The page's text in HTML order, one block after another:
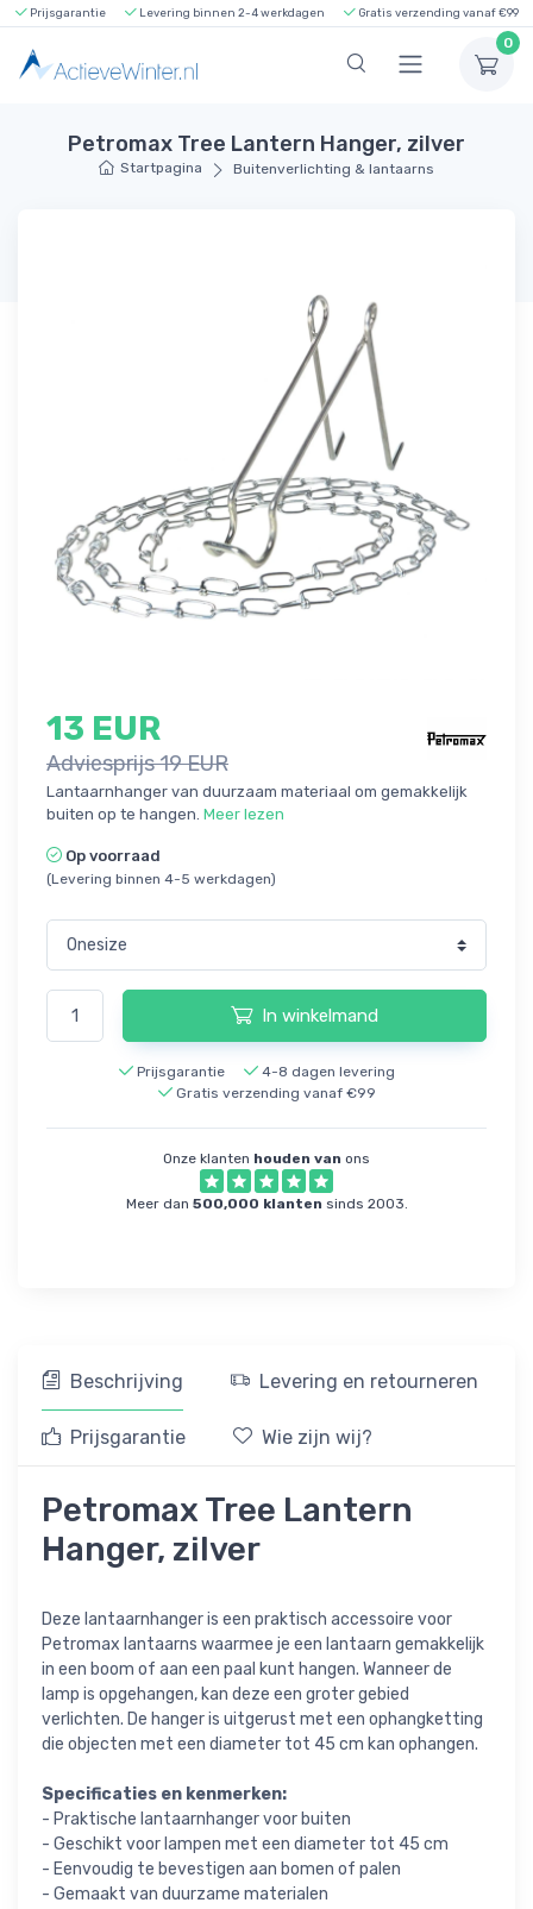
Prijsgarantie Levering binnen 2-4 werkdagen Gratis verzending vanaf €99
0
Petromax Tree Lantern Hanger, zilver
Startpagina Buitenverlichting & lantaarns
13 EUR
Adviesprijs 19 EUR
Lantaarnhanger van duurzaam materiaal om gemakkelijk
buiten op te hangen. Meer lezen
Op voorraad
(Levering binnen 4-5 werkdagen)
In winkelmand
Prijsgarantie
4-8 dagen levering
Gratis verzending vanaf €99
Onze klanten houden van ons
Meer dan 500,000 klanten sinds 2003.
Beschrijving Levering en retourneren
Prijsgarantie Wie zijn wij?
Petromax Tree Lantern
Hanger, zilver
Deze lantaarnhanger is een praktisch accessoire voor
Petromax lantaarns waarmee je een lantaarn gemakkelijk
in een boom of aan een paal kunt hangen. Wanneer de
lamp is opgehangen, kan deze een groter gebied
verlichten. De hanger is uitgerust met een ophangketting
die objecten met een diameter tot 45 cm kan ophangen.
Specificaties en kenmerken:
- Praktische lantaarnhanger voor buiten
- Geschikt voor lampen met een diameter tot 45 cm
- Eenvoudig te bevestigen aan bomen of palen
- Gemaakt van duurzame materialen